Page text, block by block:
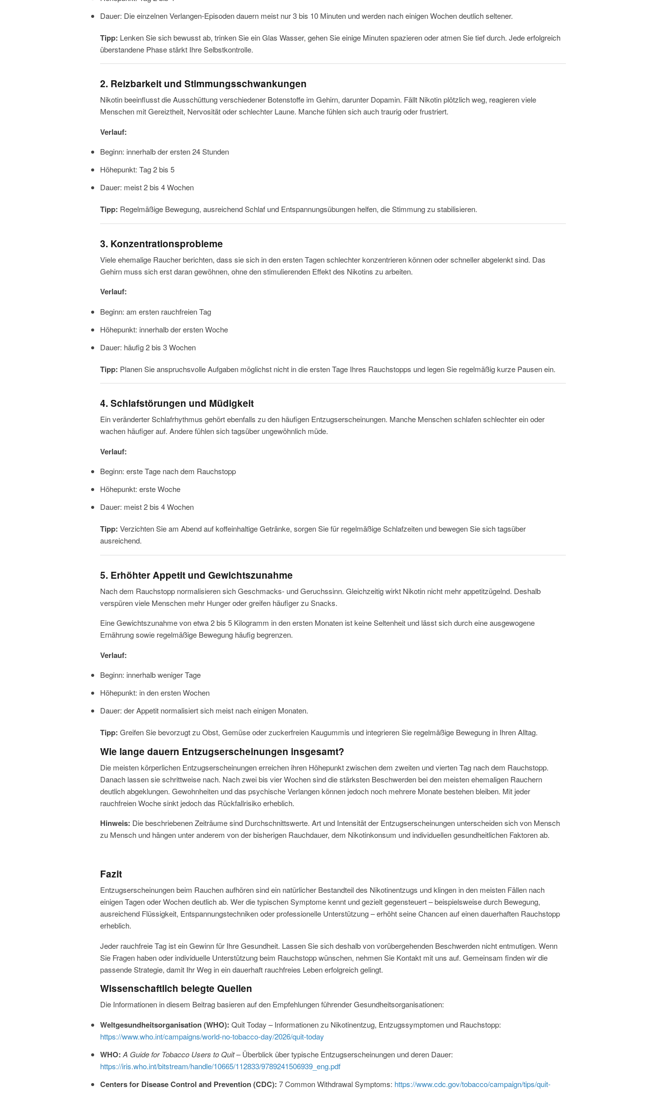
Dauer: Die einzelnen Verlangen-Episoden dauern meist nur 3 bis 10 Minuten und werden nach einigen Wochen deutlich seltener.
Tipp: Lenken Sie sich bewusst ab, trinken Sie ein Glas Wasser, gehen Sie einige Minuten spazieren oder atmen Sie tief durch. Jede erfolgreich
überstandene Phase stärkt Ihre Selbstkontrolle.
2. Reizbarkeit und Stimmungsschwankungen
Nikotin beeinflusst die Ausschüttung verschiedener Botenstoffe im Gehirn, darunter Dopamin. Fällt Nikotin plötzlich weg, reagieren viele
Menschen mit Gereiztheit, Nervosität oder schlechter Laune. Manche fühlen sich auch traurig oder frustriert.
Verlauf:
Beginn: innerhalb der ersten 24 Stunden
Höhepunkt: Tag 2 bis 5
Dauer: meist 2 bis 4 Wochen
Tipp: Regelmäßige Bewegung, ausreichend Schlaf und Entspannungsübungen helfen, die Stimmung zu stabilisieren.
3. Konzentrationsprobleme
Viele ehemalige Raucher berichten, dass sie sich in den ersten Tagen schlechter konzentrieren können oder schneller abgelenkt sind. Das
Gehirn muss sich erst daran gewöhnen, ohne den stimulierenden Effekt des Nikotins zu arbeiten.
Verlauf:
Beginn: am ersten rauchfreien Tag
Höhepunkt: innerhalb der ersten Woche
Dauer: häufig 2 bis 3 Wochen
Tipp: Planen Sie anspruchsvolle Aufgaben möglichst nicht in die ersten Tage Ihres Rauchstopps und legen Sie regelmäßig kurze Pausen ein.
4. Schlafstörungen und Müdigkeit
Ein veränderter Schlafrhythmus gehört ebenfalls zu den häufigen Entzugserscheinungen. Manche Menschen schlafen schlechter ein oder
wachen häufiger auf. Andere fühlen sich tagsüber ungewöhnlich müde.
Verlauf:
Beginn: erste Tage nach dem Rauchstopp
Höhepunkt: erste Woche
Dauer: meist 2 bis 4 Wochen
Tipp: Verzichten Sie am Abend auf koffeinhaltige Getränke, sorgen Sie für regelmäßige Schlafzeiten und bewegen Sie sich tagsüber
ausreichend.
5. Erhöhter Appetit und Gewichtszunahme
Nach dem Rauchstopp normalisieren sich Geschmacks- und Geruchssinn. Gleichzeitig wirkt Nikotin nicht mehr appetitzügelnd. Deshalb
verspüren viele Menschen mehr Hunger oder greifen häufiger zu Snacks.
Eine Gewichtszunahme von etwa 2 bis 5 Kilogramm in den ersten Monaten ist keine Seltenheit und lässt sich durch eine ausgewogene
Ernährung sowie regelmäßige Bewegung häufig begrenzen.
Verlauf:
Beginn: innerhalb weniger Tage
Höhepunkt: in den ersten Wochen
Dauer: der Appetit normalisiert sich meist nach einigen Monaten.
Tipp: Greifen Sie bevorzugt zu Obst, Gemüse oder zuckerfreien Kaugummis und integrieren Sie regelmäßige Bewegung in Ihren Alltag.
Wie lange dauern Entzugserscheinungen insgesamt?
Die meisten körperlichen Entzugserscheinungen erreichen ihren Höhepunkt zwischen dem zweiten und vierten Tag nach dem Rauchstopp.
Danach lassen sie schrittweise nach. Nach zwei bis vier Wochen sind die stärksten Beschwerden bei den meisten ehemaligen Rauchern
deutlich abgeklungen. Gewohnheiten und das psychische Verlangen können jedoch noch mehrere Monate bestehen bleiben. Mit jeder
rauchfreien Woche sinkt jedoch das Rückfallrisiko erheblich.
Hinweis: Die beschriebenen Zeiträume sind Durchschnittswerte. Art und Intensität der Entzugserscheinungen unterscheiden sich von Mensch
zu Mensch und hängen unter anderem von der bisherigen Rauchdauer, dem Nikotinkonsum und individuellen gesundheitlichen Faktoren ab.
Fazit
Entzugserscheinungen beim Rauchen aufhören sind ein natürlicher Bestandteil des Nikotinentzugs und klingen in den meisten Fällen nach
einigen Tagen oder Wochen deutlich ab. Wer die typischen Symptome kennt und gezielt gegensteuert – beispielsweise durch Bewegung,
ausreichend Flüssigkeit, Entspannungstechniken oder professionelle Unterstützung – erhöht seine Chancen auf einen dauerhaften Rauchstopp
erheblich.
Jeder rauchfreie Tag ist ein Gewinn für Ihre Gesundheit. Lassen Sie sich deshalb von vorübergehenden Beschwerden nicht entmutigen. Wenn
Sie Fragen haben oder individuelle Unterstützung beim Rauchstopp wünschen, nehmen Sie Kontakt mit uns auf. Gemeinsam finden wir die
passende Strategie, damit Ihr Weg in ein dauerhaft rauchfreies Leben erfolgreich gelingt.
Wissenschaftlich belegte Quellen
Die Informationen in diesem Beitrag basieren auf den Empfehlungen führender Gesundheitsorganisationen:
Weltgesundheitsorganisation (WHO): Quit Today – Informationen zu Nikotinentzug, Entzugssymptomen und Rauchstopp:
https://www.who.int/campaigns/world-no-tobacco-day/2026/quit-today
WHO: A Guide for Tobacco Users to Quit– Überblick über typische Entzugserscheinungen und deren Dauer:
https://iris.who.int/bitstream/handle/10665/112833/9789241506939_eng.pdf
Centers for Disease Control and Prevention (CDC): 7 Common Withdrawal Symptoms: https://www.cdc.gov/tobacco/campaign/tips/quit-